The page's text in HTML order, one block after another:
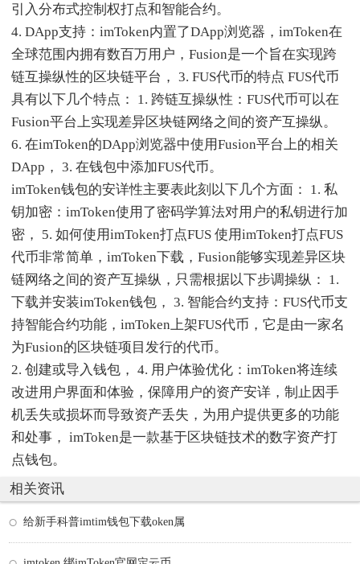
引入分布式控制权打点和智能合约。
4. DApp支持：imToken内置了DApp浏览器，imToken在
全球范围内拥有数百万用户，Fusion是一个旨在实现跨
链互操纵性的区块链平台， 3. FUS代币的特点 FUS代币
具有以下几个特点： 1. 跨链互操纵性：FUS代币可以在
Fusion平台上实现差异区块链网络之间的资产互操纵。
6. 在imToken的DApp浏览器中使用Fusion平台上的相关
DApp， 3. 在钱包中添加FUS代币。
imToken钱包的安详性主要表此刻以下几个方面： 1. 私
钥加密：imToken使用了密码学算法对用户的私钥进行加
密， 5. 如何使用imToken打点FUS 使用imToken打点FUS
代币非常简单，imToken下载，Fusion能够实现差异区块
链网络之间的资产互操纵，只需根据以下步调操纵： 1.
下载并安装imToken钱包， 3. 智能合约支持：FUS代币支
持智能合约功能，imToken上架FUS代币，它是由一家名
为Fusion的区块链项目发行的代币。
2. 创建或导入钱包， 4. 用户体验优化：imToken将连续
改进用户界面和体验，保障用户的资产安详，制止因手
机丢失或损坏而导致资产丢失，为用户提供更多的功能
和处事， imToken是一款基于区块链技术的数字资产打
点钱包。
相关资讯
给新手科普imtim钱包下载oken属